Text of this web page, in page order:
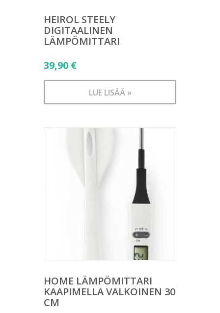
HEIROL STEELY
DIGITAALINEN
LÄMPÖMITTARI
39,90 €
LUE LISÄÄ »
HOME LÄMPÖMITTARI
KAAPIMELLA VALKOINEN 30
CM